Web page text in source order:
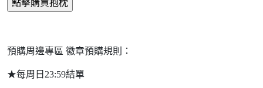
預購周邊專區 徽章預購規則：
★每周日23:59結單